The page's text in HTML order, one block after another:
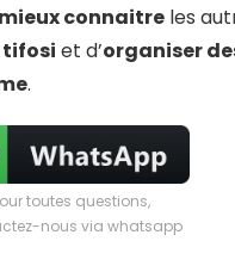
mieux connaitre les
tifosi et d’organiser
.
toutes questions,
nous via whatsapp